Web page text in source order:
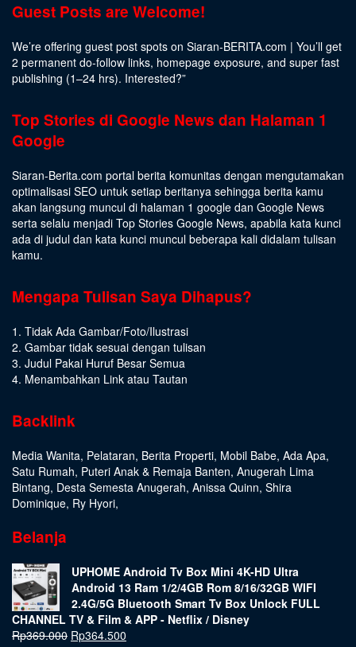
Guest Posts are Welcome!
We’re offering guest post spots on Siaran-BERITA.com | You’ll get
2 permanent do-follow links, homepage exposure, and super fast
publishing (1–24 hrs). Interested?”
Top Stories di Google News dan Halaman 1
Google
Siaran-Berita.com portal berita komunitas dengan mengutamakan
optimalisasi SEO untuk setiap beritanya sehingga berita kamu
akan langsung muncul di halaman 1 google dan Google News
serta selalu menjadi Top Stories Google News, apabila kata kunci
ada di judul dan kata kunci muncul beberapa kali didalam tulisan
kamu.
Mengapa Tulisan Saya Dihapus?
1. Tidak Ada Gambar/Foto/Ilustrasi
2. Gambar tidak sesuai dengan tulisan
3. Judul Pakai Huruf Besar Semua
4. Menambahkan Link atau Tautan
Backlink
Media Wanita, Pelataran, Berita Properti, Mobil Babe, Ada Apa,
Satu Rumah, Puteri Anak & Remaja Banten, Anugerah Lima
Bintang, Desta Semesta Anugerah, Anissa Quinn, Shira
Dominique, Ry Hyori,
Belanja
UPHOME Android Tv Box Mini 4K-HD Ultra
Android 13 Ram 1/2/4GB Rom 8/16/32GB WIFI
2.4G/5G Bluetooth Smart Tv Box Unlock FULL
CHANNEL TV & Film & APP - Netflix / Disney
Rp369.000 Rp364.500